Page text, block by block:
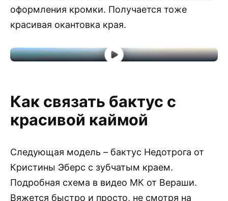
оформления кромки. Получается тоже
красивая окантовка края.
Как связать бактус с
красивой каймой
Следующая модель – бактус Недотрога от
Кристины Эберс с зубчатым краем.
Подробная схема в видео МК от Вераши.
Вяжется быстро и просто, не смотря на